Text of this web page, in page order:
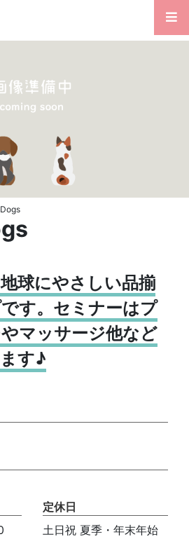
球にやさしい品揃
す。セミナーはプ
マッサージ他など
す♪
定休日
土日祝 夏季・年末年始